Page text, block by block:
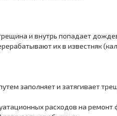
и внутрь попадает
их в известняк
заполняет и затягивает
расходов на